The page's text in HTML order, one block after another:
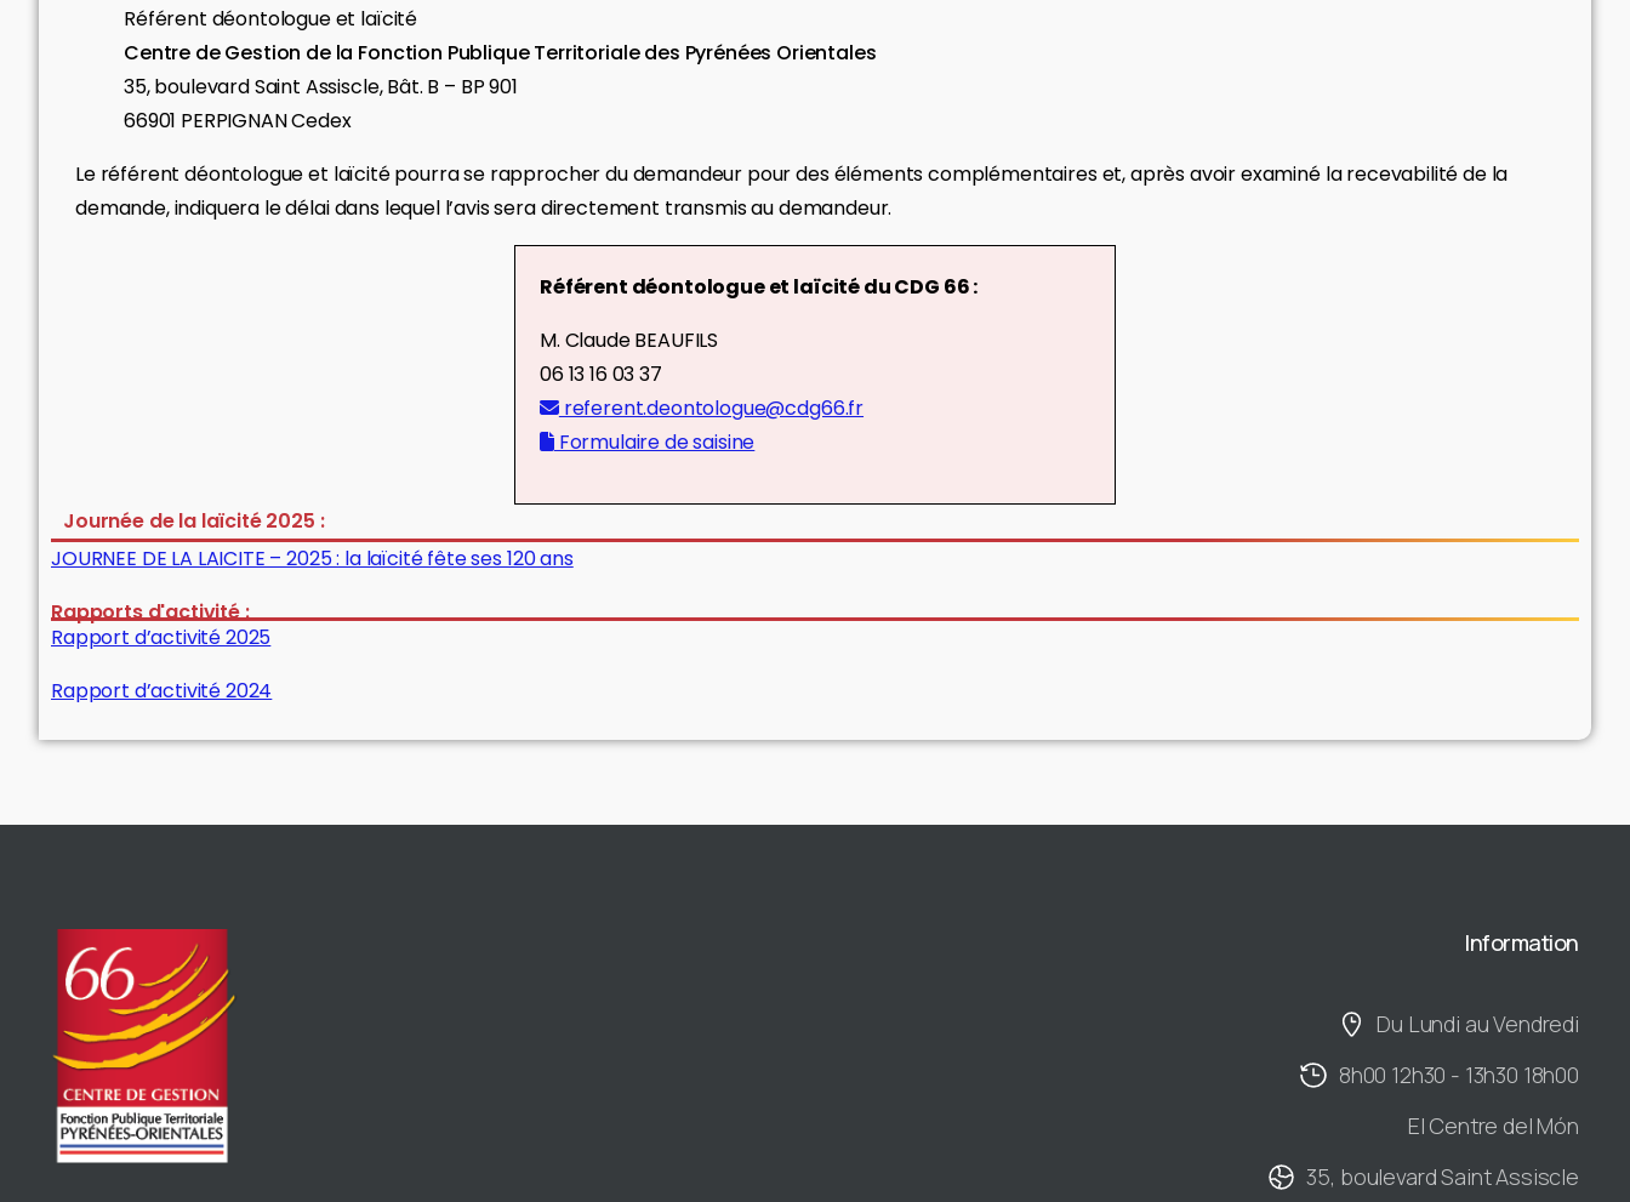
Référent déontologue et laïcité
Centre de Gestion de la Fonction Publique Territoriale des Pyrénées Orientales
35, boulevard Saint Assiscle, Bât. B – BP 901
66901 PERPIGNAN Cedex
Le référent déontologue et laïcité pourra se rapprocher du demandeur pour des éléments complémentaires et, après avoir examiné la recevabilité de la
demande, indiquera le délai dans lequel l’avis sera directement transmis au demandeur.
Référent déontologue et laïcité du CDG 66 :
M. Claude BEAUFILS
06 13 16 03 37
referent.deontologue@cdg66.fr
Formulaire de saisine
Journée de la laïcité 2025 :
JOURNEE DE LA LAICITE – 2025 : la laïcité fête ses 120 ans
Rapports d'activité :
Rapport d’activité 2025
Rapport d’activité 2024
Information
Du Lundi au Vendredi
8h00 12h30 - 13h30 18h00
El Centre del Món
35, boulevard Saint Assiscle